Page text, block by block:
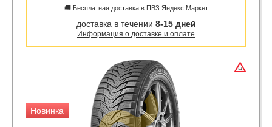
🚚 Бесплатная доставка в ПВЗ Яндекс Маркет
доставка в течении 8-15 дней
Информация о доставке и оплате
Новинка